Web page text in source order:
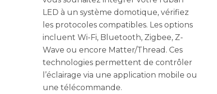
LED à un système domotique, vérifiez
les protocoles compatibles. Les options
incluent Wi-Fi, Bluetooth, Zigbee, Z-
Wave ou encore Matter/Thread. Ces
technologies permettent de contrôler
l’éclairage via une application mobile ou
une télécommande.